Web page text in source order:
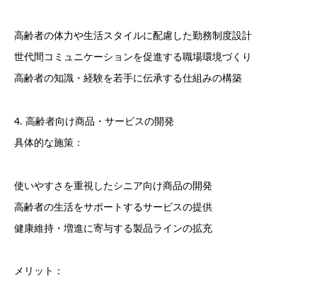
高齢者の体力や生活スタイルに配慮した勤務制度設計
世代間コミュニケーションを促進する職場環境づくり
高齢者の知識・経験を若手に伝承する仕組みの構築
4. 高齢者向け商品・サービスの開発
具体的な施策：
使いやすさを重視したシニア向け商品の開発
高齢者の生活をサポートするサービスの提供
健康維持・増進に寄与する製品ラインの拡充
メリット：